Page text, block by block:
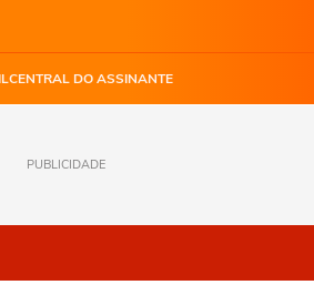
CENTRAL DO ASSINANTE
PUBLICIDADE